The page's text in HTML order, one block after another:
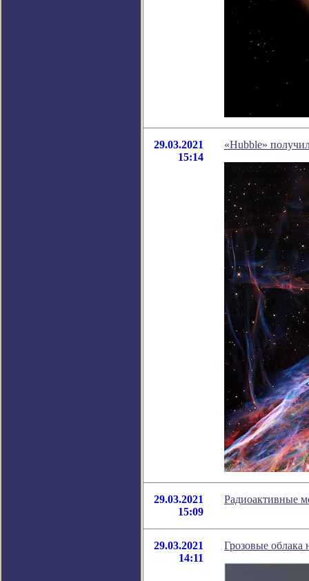
29.03.2021
15:14
«Hubble»
29.03.2021
15:09
Радиоактивные
29.03.2021
14:11
Грозовые облака